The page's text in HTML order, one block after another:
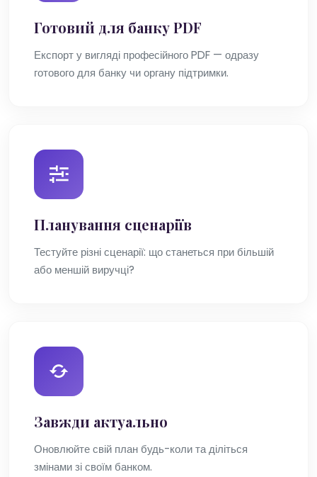
Готовий для банку PDF
Експорт у вигляді професійного PDF — одразу
готового для банку чи органу підтримки.
Планування сценаріїв
Тестуйте різні сценарії: що станеться при більшій
або меншій виручці?
Завжди актуально
Оновлюйте свій план будь-коли та діліться
змінами зі своїм банком.